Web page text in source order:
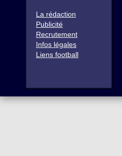
La rédaction
Publicité
Recrutement
Infos légales
Liens football